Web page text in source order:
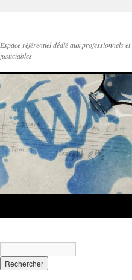
Espace référentiel dédié aux professionnels et
justiciables